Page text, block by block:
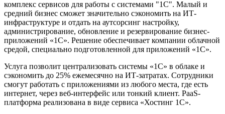
комплекс сервисов для работы с системами "1С". Малый и
средний бизнес сможет значительно сэкономить на ИТ-
инфраструктуре и отдать на аутсорсинг настройку,
администрирование, обновление и резервирование бизнес-
приложений «1С». Решение обеспечивает компании облачной
средой, специально подготовленной для приложений «1С».
Услуга позволит централизовать системы «1С» в облаке и
сэкономить до 25% ежемесячно на ИТ-затратах. Сотрудники
смогут работать с приложениями из любого места, где есть
интернет, через веб-интерфейс или тонкий клиент. PaaS-
платформа реализована в виде сервиса «Хостинг 1С».